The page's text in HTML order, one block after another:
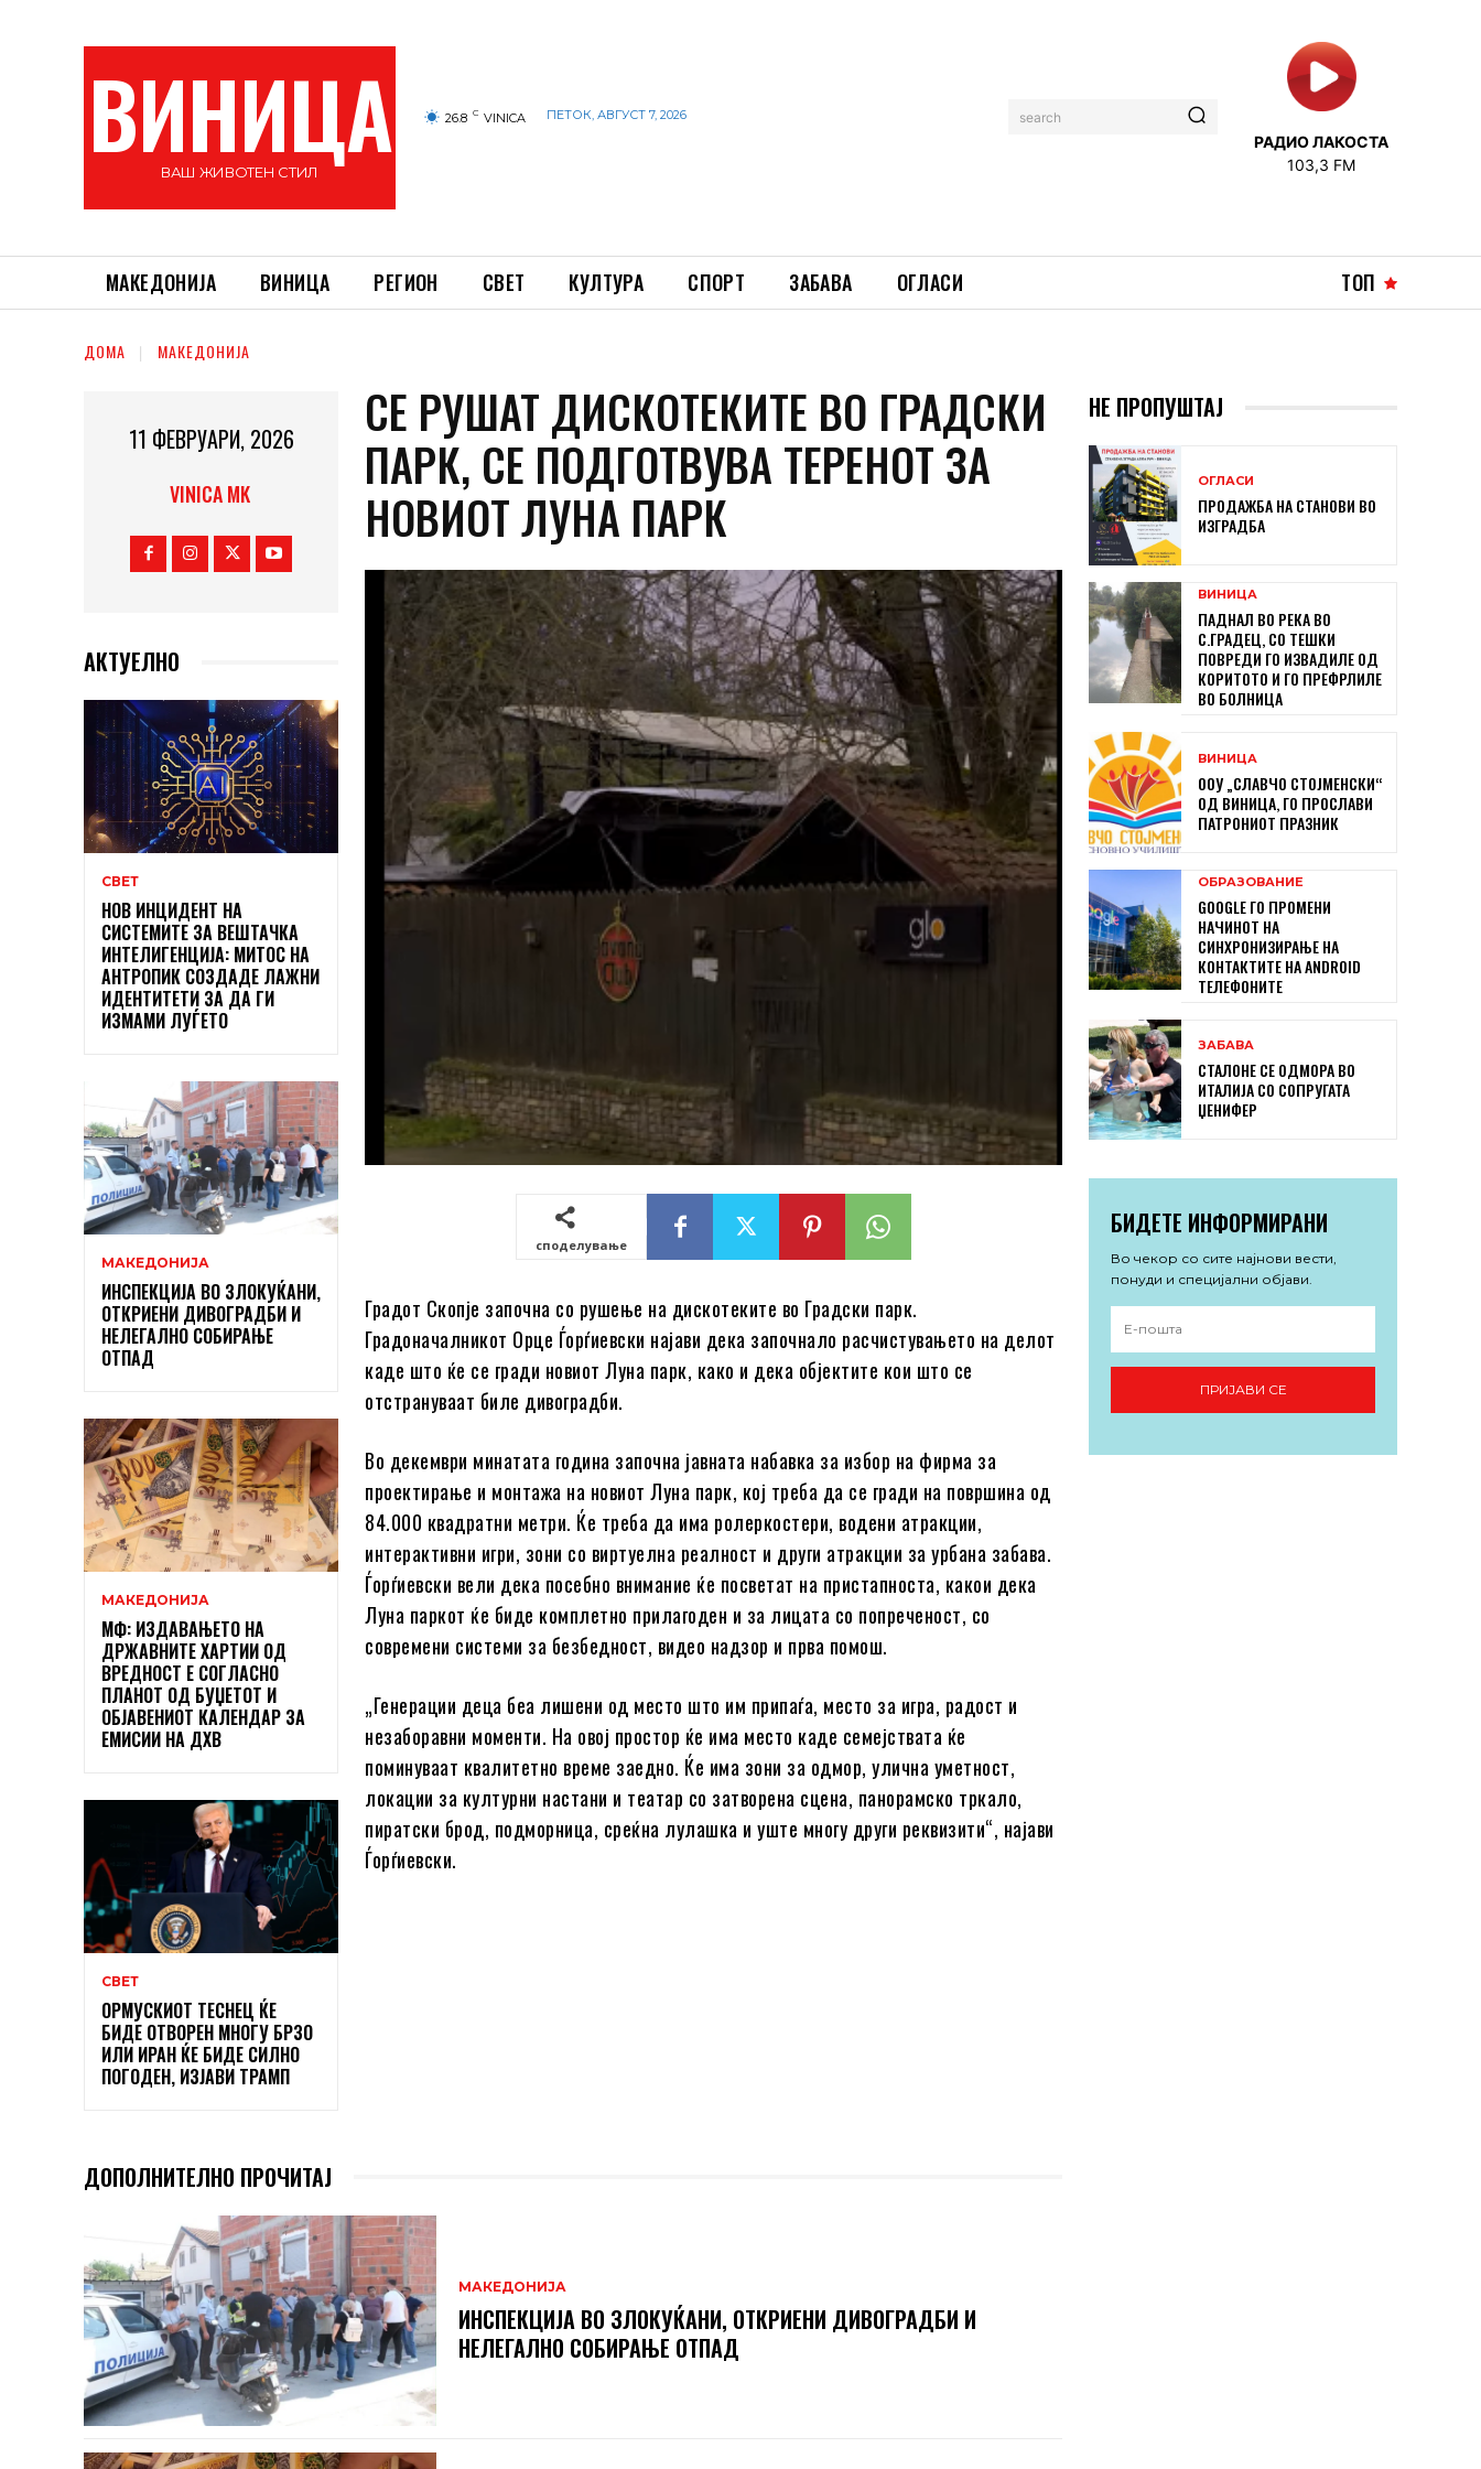
ВИНИЦА
ВАШ ЖИВОТЕН СТИЛ
26.8 C VINICA ПЕТОК, АВГУСТ 7, 2026 search
РАДИО ЛАКОСТА
103,3 FM
МАКЕДОНИЈА ВИНИЦА РЕГИОН СВЕТ КУЛТУРА СПОРТ ЗАБАВА ОГЛАСИ ТОП
ДОМА МАКЕДОНИЈА
11 ФЕВРУАРИ, 2026
VINICA MK
АКТУЕЛНО
СВЕТ
НОВ ИНЦИДЕНТ НА
СИСТЕМИТЕ ЗА ВЕШТАЧКА
ИНТЕЛИГЕНЦИЈА: МИТОС НА
АНТРОПИК СОЗДАДЕ ЛАЖНИ
ИДЕНТИТЕТИ ЗА ДА ГИ
ИЗМАМИ ЛУЃЕТО
МАКЕДОНИЈА
ИНСПЕКЦИЈА ВО ЗЛОКУЌАНИ,
ОТКРИЕНИ ДИВОГРАДБИ И
НЕЛЕГАЛНО СОБИРАЊЕ
ОТПАД
МАКЕДОНИЈА
МФ: ИЗДАВАЊЕТО НА
ДРЖАВНИТЕ ХАРТИИ ОД
ВРЕДНОСТ Е СОГЛАСНО
ПЛАНОТ ОД БУЏЕТОТ И
ОБЈАВЕНИОТ КАЛЕНДАР ЗА
ЕМИСИИ НА ДХВ
СВЕТ
ОРМУСКИОТ ТЕСНЕЦ ЌЕ
БИДЕ ОТВОРЕН МНОГУ БРЗО
ИЛИ ИРАН ЌЕ БИДЕ СИЛНО
ПОГОДЕН, ИЗЈАВИ ТРАМП
СЕ РУШАТ ДИСКОТЕКИТЕ ВО ГРАДСКИ
ПАРК, СЕ ПОДГОТВУВА ТЕРЕНОТ ЗА
НОВИОТ ЛУНА ПАРК
споделување
Градот Скопје започна со рушење на дискотеките во Градски парк.
Градоначалникот Орце Ѓорѓиевски најави дека започнало расчистувањето на делот
каде што ќе се гради новиот Луна парк, како и дека објектите кои што се
отстрануваат биле дивоградби.
Во декември минатата година започна јавната набавка за избор на фирма за
проектирање и монтажа на новиот Луна парк, кој треба да се гради на површина од
84.000 квадратни метри. Ќе треба да има ролеркостери, водени атракции,
интерактивни игри, зони со виртуелна реалност и други атракции за урбана забава.
Ѓорѓиевски вели дека посебно внимание ќе посветат на пристапноста, какои дека
Луна паркот ќе биде комплетно прилагоден и за лицата со попреченост, со
современи системи за безбедност, видео надзор и прва помош.
„Генерации деца беа лишени од место што им припаѓа, место за игра, радост и
незаборавни моменти. На овој простор ќе има место каде семејствата ќе
поминуваат квалитетно време заедно. Ќе има зони за одмор, улична уметност,
локации за културни настани и театар со затворена сцена, панорамско тркало,
пиратски брод, подморница, среќна лулашка и уште многу други реквизити“, најави
Ѓорѓиевски.
ДОПОЛНИТЕЛНО ПРОЧИТАЈ
МАКЕДОНИЈА
ИНСПЕКЦИЈА ВО ЗЛОКУЌАНИ, ОТКРИЕНИ ДИВОГРАДБИ И
НЕЛЕГАЛНО СОБИРАЊЕ ОТПАД
НЕ ПРОПУШТАЈ
ОГЛАСИ
ПРОДАЖБА НА СТАНОВИ ВО
ИЗГРАДБА
ВИНИЦА
ПАДНАЛ ВО РЕКА ВО
С.ГРАДЕЦ, СО ТЕШКИ
ПОВРЕДИ ГО ИЗВАДИЛЕ ОД
КОРИТОТО И ГО ПРЕФРЛИЛЕ
ВО БОЛНИЦА
ВИНИЦА
ООУ „СЛАВЧО СТОЈМЕНСКИ“
ОД ВИНИЦА, ГО ПРОСЛАВИ
ПАТРОНИОТ ПРАЗНИК
ОБРАЗОВАНИЕ
GOOGLE ГО ПРОМЕНИ
НАЧИНОТ НА
СИНХРОНИЗИРАЊЕ НА
КОНТАКТИТЕ НА ANDROID
ТЕЛЕФОНИТЕ
ЗАБАВА
СТАЛОНЕ СЕ ОДМОРА ВО
ИТАЛИЈА СО СОПРУГАТА
ЏЕНИФЕР
БИДЕТЕ ИНФОРМИРАНИ
Во чекор со сите најнови вести,
понуди и специјални објави.
ПРИЈАВИ СЕ